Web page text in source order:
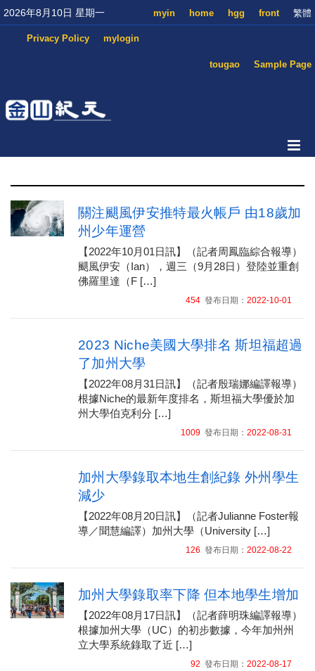
2026年8月10日 星期一 繁體
front
hgg
home
myin
mylogin
Privacy Policy
Sample Page
tougao
關注颶風伊安推特最火帳戶 由18歲加
州少年運營
【2022年10月01日訊】（記者周鳳臨綜合報導）
颶風伊安（Ian），週三（9月28日）登陸並重創
佛羅里達（F […]
454發布日期： 2022-10-01
2023 Niche美國大學排名 斯坦福超過
了加州大學
【2022年08月31日訊】（記者殷瑞娜編譯報導）
根據Niche的最新年度排名，斯坦福大學優於加
州大學伯克利分 […]
1009發布日期： 2022-08-31
加州大學錄取本地生創紀錄 外州學生
減少
【2022年08月20日訊】（記者Julianne Foster報
導／聞慧編譯）加州大學（University […]
126 發布日期： 2022-08-22
加州大學錄取率下降 但本地學生增加
【2022年08月17日訊】（記者薛明珠編譯報導）
根據加州大學（UC）的初步數據，今年加州州
立大學系統錄取了近 […]
92 發布日期： 2022-08-17